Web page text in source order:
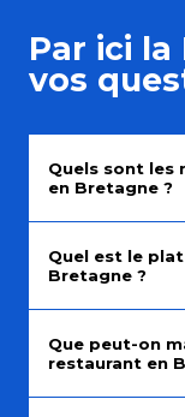
Par ici la
vos
Quels sont les
en Bretagne ?
Quel est le
Bretagne ?
Que peut-on
restaurant en